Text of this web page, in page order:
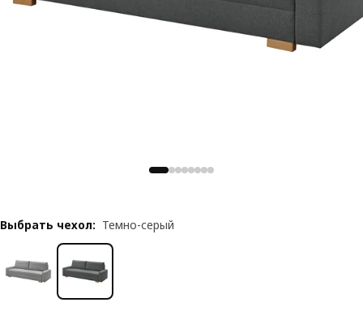
Выбрать чехол: Темно-серый